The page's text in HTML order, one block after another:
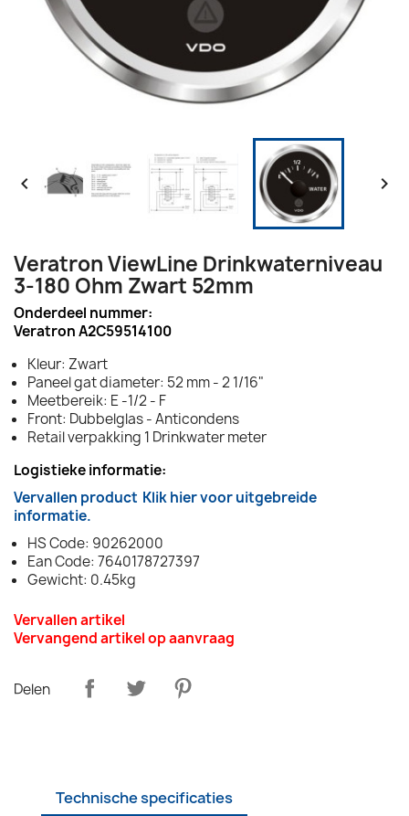
 
Veratron ViewLine Drinkwaterniveau
3-180 Ohm Zwart 52mm
Onderdeel nummer:
Veratron A2C59514100
Kleur: Zwart
Paneel gat diameter: 52 mm - 2 1/16"
Meetbereik: E -1/2 - F
Front: Dubbelglas - Anticondens
Retail verpakking 1 Drinkwater meter
Logistieke informatie:
Vervallen product Klik hier voor uitgebreide
informatie.
HS Code: 90262000
Ean Code: 7640178727397
Gewicht: 0.45kg
Vervallen artikel
Vervangend artikel op aanvraag
Delen
Technische specificaties